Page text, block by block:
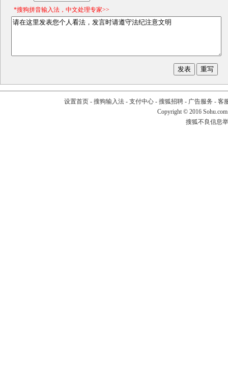
*搜狗拼音输入法，中文处理专家>>
设置首页- 搜狗输入法- 支付中心- 搜狐招聘- 广告服务 - 客
Copyright © 2016
搜狐不良信息